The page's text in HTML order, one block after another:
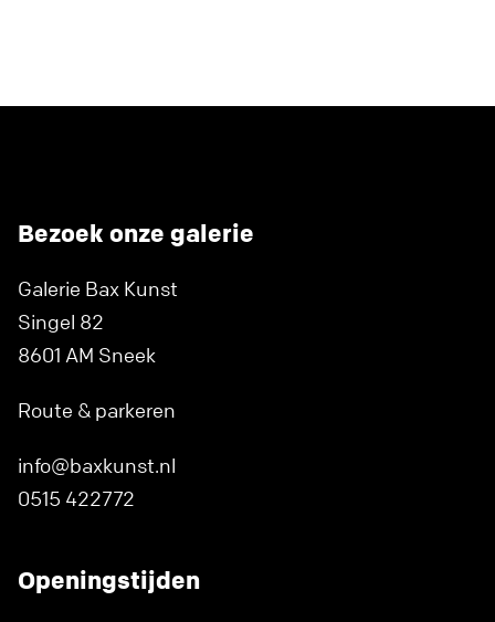
Bezoek onze galerie
Galerie Bax Kunst
Singel 82
8601 AM Sneek
Route & parkeren
info@baxkunst.nl
0515 422772
Openingstijden